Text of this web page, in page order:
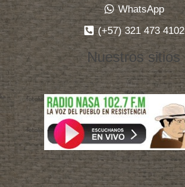
WhatsApp
(+57) 321 473 4102
Nuestros sitios